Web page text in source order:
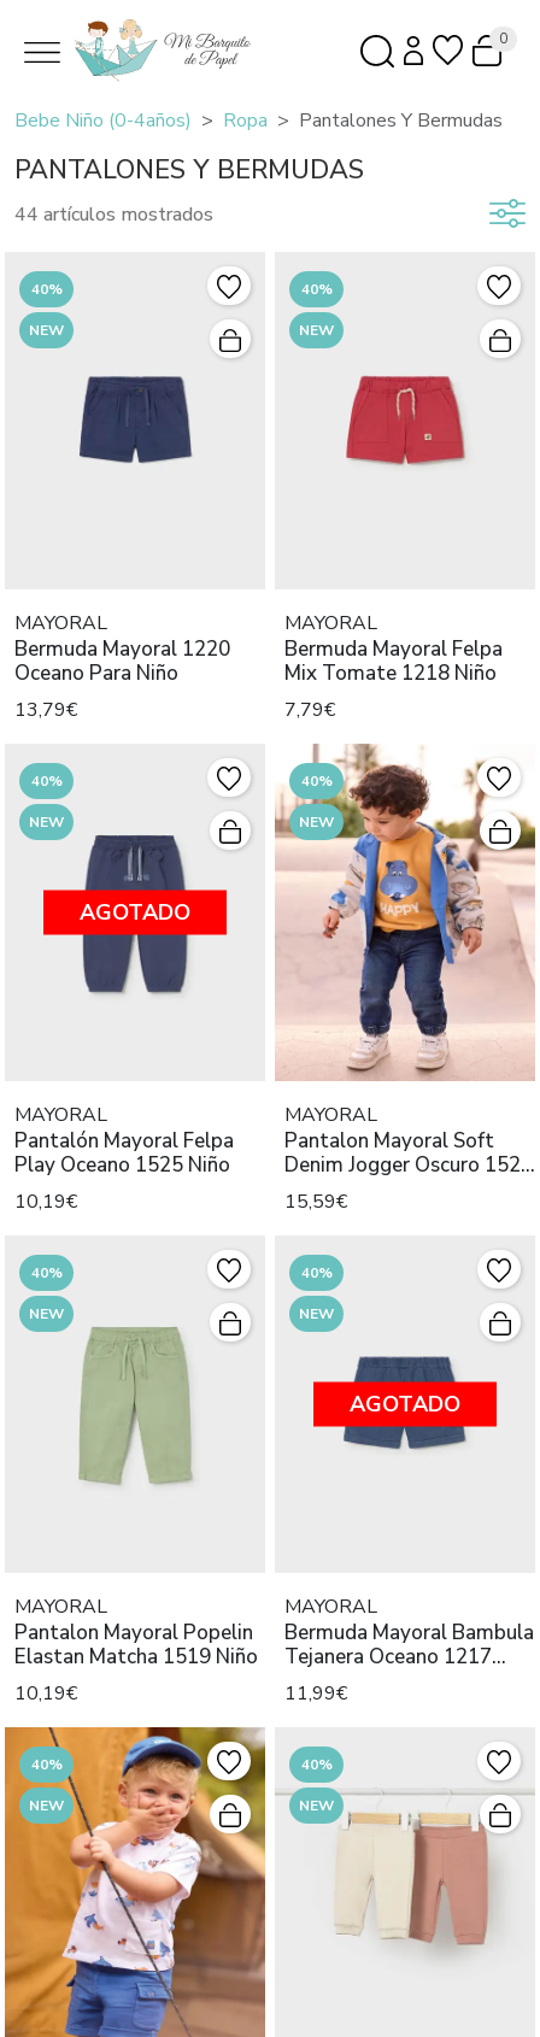
0
Bebe Niño (0-4años) Ropa Pantalones Y Bermudas
PANTALONES Y BERMUDAS
44 artículos mostrados
40%
NEW
MAYORAL
Bermuda Mayoral 1220
Oceano Para Niño
13,79€
40%
NEW
MAYORAL
Bermuda Mayoral Felpa
Mix Tomate 1218 Niño
7,79€
40%
NEW
AGOTADO
MAYORAL
Pantalón Mayoral Felpa
Play Oceano 1525 Niño
10,19€
40%
NEW
MAYORAL
Pantalon Mayoral Soft
Denim Jogger Oscuro 1520
Niñ
15,59€
40%
NEW
MAYORAL
Pantalon Mayoral Popelin
Elastan Matcha 1519 Niño
10,19€
40%
NEW
AGOTADO
MAYORAL
Bermuda Mayoral Bambula
Tejanera Oceano 1217
Niño
11,99€
40%
NEW
40%
NEW